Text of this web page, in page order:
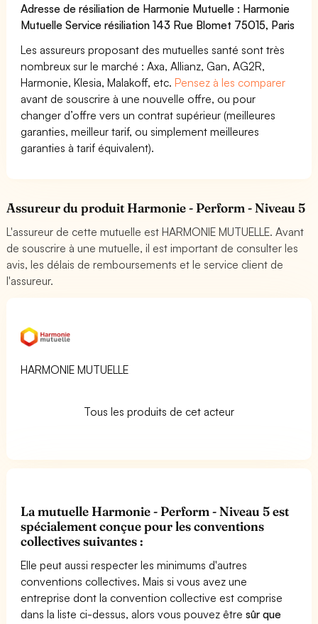
Adresse de résiliation de Harmonie Mutuelle : Harmonie
Mutuelle Service résiliation 143 Rue Blomet 75015, Paris
Les assureurs proposant des mutuelles santé sont très
nombreux sur le marché : Axa, Allianz, Gan, AG2R,
Harmonie, Klesia, Malakoff, etc.Pensez à les comparer
avant de souscrire à une nouvelle offre, ou pour
changer d’offre vers un contrat supérieur (meilleures
garanties, meilleur tarif, ou simplement meilleures
garanties à tarif équivalent).
Assureur du produit Harmonie - Perform - Niveau 5
L'assureur de cette mutuelle est HARMONIE MUTUELLE. Avant
de souscrire à une mutuelle, il est important de consulter les
avis, les délais de remboursements et le service client de
l'assureur.
HARMONIE MUTUELLE
Tous les produits de cet acteur
La mutuelle Harmonie - Perform - Niveau 5 est
spécialement conçue pour les conventions
collectives suivantes :
Elle peut aussi respecter les minimums d'autres
conventions collectives. Mais si vous avez une
entreprise dont la convention collective est comprise
dans la liste ci-dessus, alors vous pouvez êtresûr que